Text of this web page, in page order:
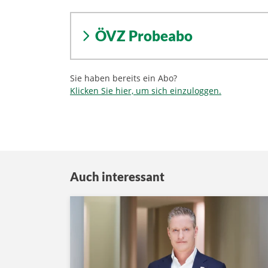
ÖVZ Probeabo
Sie haben bereits ein Abo?
Klicken Sie hier, um sich einzuloggen.
Auch interessant